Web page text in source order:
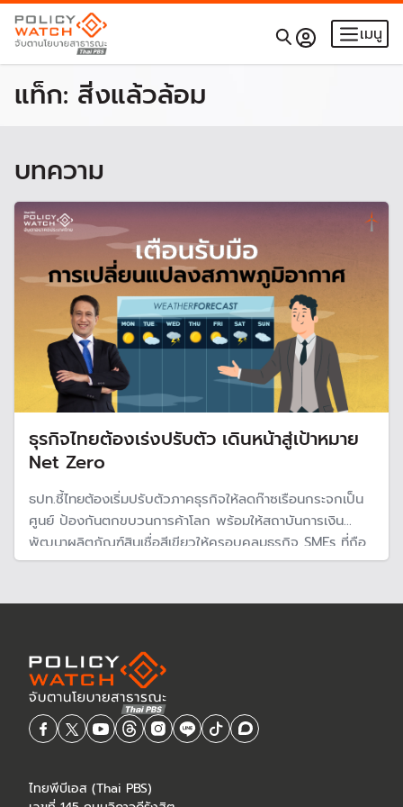
เมนู
แท็ก: สิ่งแล้วล้อม
บทความ
ธุรกิจไทยต้องเร่งปรับตัว เดินหน้าสู่เป้าหมาย
Net Zero
ธปท.ชี้ไทยต้องเริ่มปรับตัวภาคธุรกิจให้ลดก๊าซเรือนกระจกเป็น
ศูนย์ ป้องกันตกขบวนการค้าโลก พร้อมให้สถาบันการเงิน
พัฒนาผลิตภัณฑ์สินเชื่อสีเขียวให้ครอบคลุมธุรกิจ SMEs ที่ถือ
เป็นกระดูกสันหลังของเศรษฐกิจ
ไทยพีบีเอส (Thai PBS)